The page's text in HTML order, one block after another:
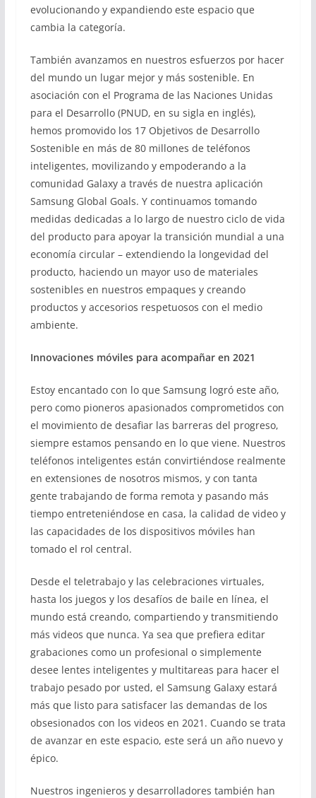
evolucionando y expandiendo este espacio que
cambia la categoría.
También avanzamos en nuestros esfuerzos por hacer
del mundo un lugar mejor y más sostenible. En
asociación con el Programa de las Naciones Unidas
para el Desarrollo (PNUD, en su sigla en inglés),
hemos promovido los 17 Objetivos de Desarrollo
Sostenible en más de 80 millones de teléfonos
inteligentes, movilizando y empoderando a la
comunidad Galaxy a través de nuestra aplicación
Samsung Global Goals. Y continuamos tomando
medidas dedicadas a lo largo de nuestro ciclo de vida
del producto para apoyar la transición mundial a una
economía circular – extendiendo la longevidad del
producto, haciendo un mayor uso de materiales
sostenibles en nuestros empaques y creando
productos y accesorios respetuosos con el medio
ambiente.
Innovaciones móviles para acompañar en 2021
Estoy encantado con lo que Samsung logró este año,
pero como pioneros apasionados comprometidos con
el movimiento de desafiar las barreras del progreso,
siempre estamos pensando en lo que viene. Nuestros
teléfonos inteligentes están convirtiéndose realmente
en extensiones de nosotros mismos, y con tanta
gente trabajando de forma remota y pasando más
tiempo entreteniéndose en casa, la calidad de video y
las capacidades de los dispositivos móviles han
tomado el rol central.
Desde el teletrabajo y las celebraciones virtuales,
hasta los juegos y los desafíos de baile en línea, el
mundo está creando, compartiendo y transmitiendo
más videos que nunca. Ya sea que prefiera editar
grabaciones como un profesional o simplemente
desee lentes inteligentes y multitareas para hacer el
trabajo pesado por usted, el Samsung Galaxy estará
más que listo para satisfacer las demandas de los
obsesionados con los videos en 2021. Cuando se trata
de avanzar en este espacio, este será un año nuevo y
épico.
Nuestros ingenieros y desarrolladores también han